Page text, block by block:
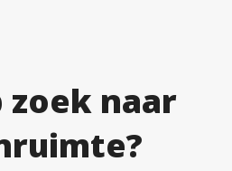
zoek naar